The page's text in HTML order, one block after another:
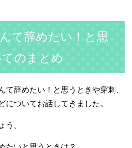
て辞めたい！と思
のまとめ
て辞めたい！と思うときや穿刺、
についてお話してきました。
う。